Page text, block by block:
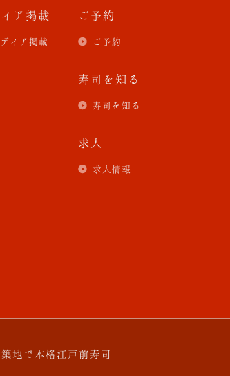
ィア掲載
ディア掲載
ご予約
ご予約
寿司を知る
寿司を知る
求人
求人情報
築地で本格江戸前寿司